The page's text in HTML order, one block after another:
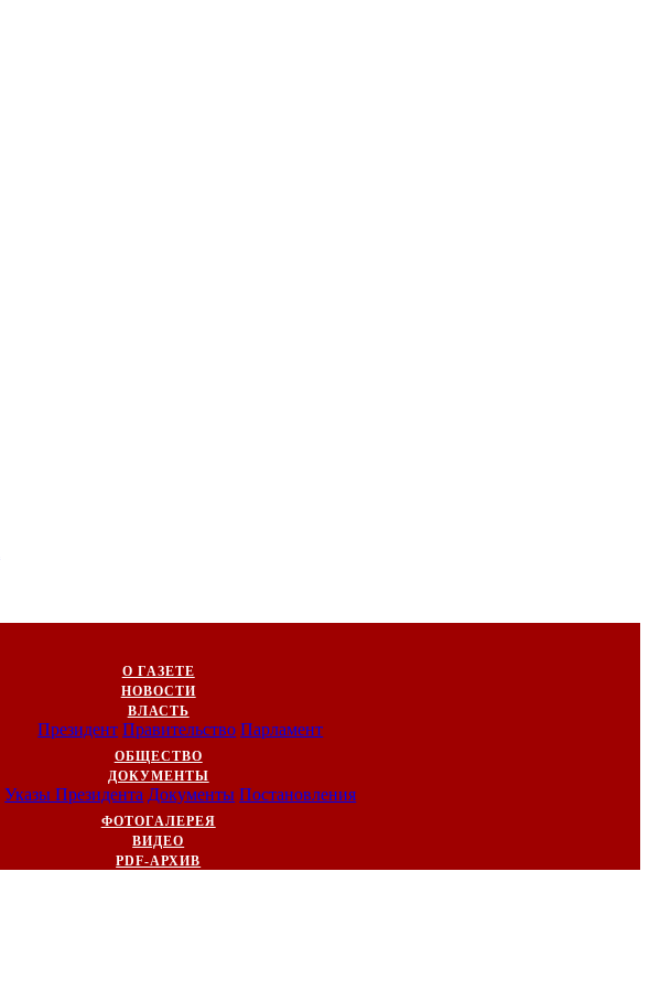
О ГАЗЕТЕ
НОВОСТИ
ВЛАСТЬ
Президент Правительство Парламент
ОБЩЕСТВО
ДОКУМЕНТЫ
Указы Президента Документы Постановления
ФОТОГАЛЕРЕЯ
ВИДЕО
PDF-АРХИВ